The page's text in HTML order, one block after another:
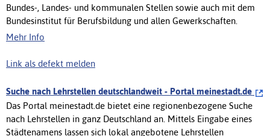
Bundes-, Landes- und kommunalen Stellen sowie auch mit dem
Bundesinstitut für Berufsbildung und allen Gewerkschaften.
Mehr Info
Link als defekt melden
Suche nach Lehrstellen deutschlandweit - Portal meinestadt.de
Das Portal meinestadt.de bietet eine regionenbezogene Suche
nach Lehrstellen in ganz Deutschland an. Mittels Eingabe eines
Städtenamens lassen sich lokal angebotene Lehrstellen